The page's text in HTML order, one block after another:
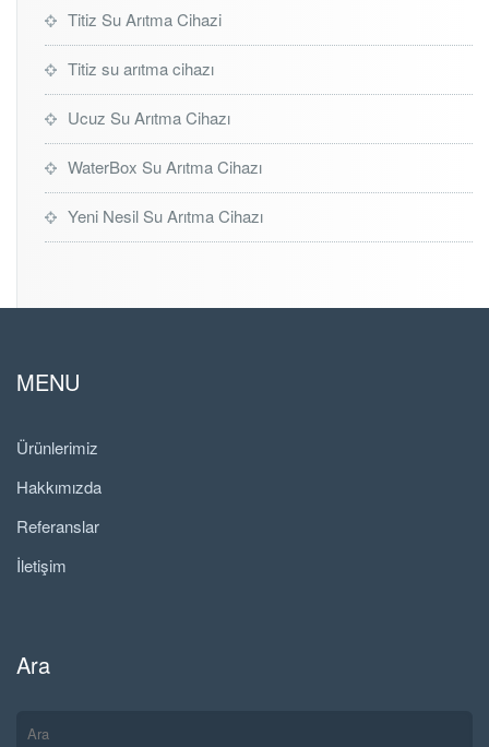
Titiz Su Arıtma Cihazi
Titiz su arıtma cihazı
Ucuz Su Arıtma Cihazı
WaterBox Su Arıtma Cihazı
Yeni Nesil Su Arıtma Cihazı
MENU
Ürünlerimiz
Hakkımızda
Referanslar
İletişim
Ara